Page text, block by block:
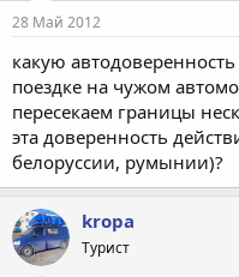
е
м
ы
а
н
и
я
28 Май 2012
какую
поездке на чужом
пересекаем границы
эта доверенность
белоруссии, румынии)?
kropa
Турист